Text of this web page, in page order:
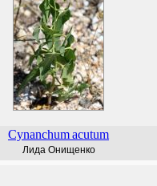
Cynanchumacutum
Лида Онищенко